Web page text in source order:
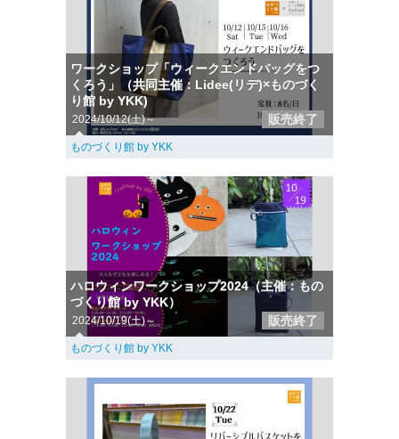
ワークショップ「ウィークエンドバッグをつ
くろう」（共同主催：Lidee(リデ)×ものづく
り館 by YKK)
2024/10/12(土)～ 販売終了
ものづくり館 by YKK
ハロウィンワークショップ2024（主催：もの
づくり館 by YKK）
2024/10/19(土)～ 販売終了
ものづくり館 by YKK